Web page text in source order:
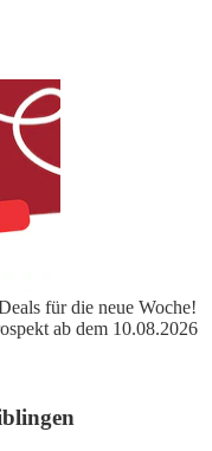
für die neue Woche!
ab dem 10.08.2026